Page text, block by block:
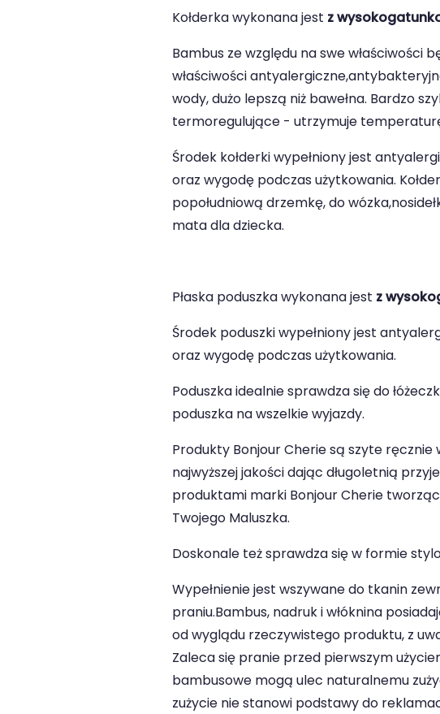
Kołderka wykonana jest z
Bambus ze względu na swe właściwości
właściwości
wody, dużo lepszą niż bawełna. Bardzo
termoregulujące - utrzymuje
Środek kołderki wypełniony jest
oraz wygodę podczas użytkowania.
popołudniową drzemkę, do
mata dla dziecka.
Płaska poduszka wykonana jest z
Środek poduszki wypełniony jest
oraz wygodę podczas użytkowania.
Poduszka idealnie sprawdza się do
poduszka na wszelkie wyjazdy.
Produkty Bonjour Cherie są szyte ręcznie
najwyższej jakości dając długoletnią
produktami marki Bonjour Cherie
Twojego Maluszka.
Doskonale też sprawdza się w formie
Wypełnienie jest wszywane do tkanin
praniu.Bambus, nadruk i włóknina
od wyglądu rzeczywistego produktu, z
Zaleca się pranie przed pierwszym
bambusowe mogą ulec naturalnemu
zużycie nie stanowi podstawy do